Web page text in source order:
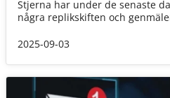
Stjerna har under de senaste
några replikskiften och
faktaresistenta lobbyism är
2025-09-03